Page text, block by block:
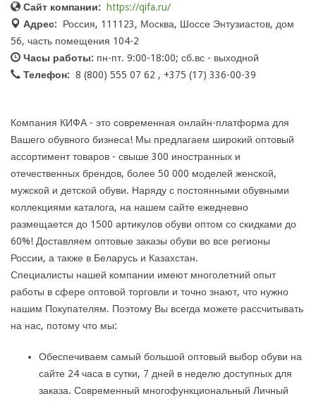
Сайт компании:
https://qifa.ru/
Адрес:
Россия, 111123, Москва, Шоссе Энтузиастов, дом
56, часть помещения 104-2
Часы работы: пн-пт. 9:00-18:00; сб.вс - выходной
Телефон: 8 (800) 555 07 62 , +375 (17) 336-00-39
Компания КИФА - это современная онлайн-платформа для
Вашего обувного бизнеса! Мы предлагаем широкий оптовый
ассортимент товаров - свыше 300 иностранных и
отечественных брендов, более 50 000 моделей женской,
мужской и детской обуви. Наряду с постоянными обувными
коллекциями каталога, на нашем сайте ежедневно
размещается до 1500 артикулов обуви оптом со скидками до
60%! Доставляем оптовые заказы обуви во все регионы
России, а также в Беларусь и Казахстан.
Специалисты нашей компании имеют многолетний опыт
работы в сфере оптовой торговли и точно знают, что нужно
нашим Покупателям. Поэтому Вы всегда можете рассчитывать
на нас, потому что мы:
Обеспечиваем самый большой оптовый выбор обуви на
сайте 24 часа в сутки, 7 дней в неделю доступных для
заказа. Современный многофункциональный Личный